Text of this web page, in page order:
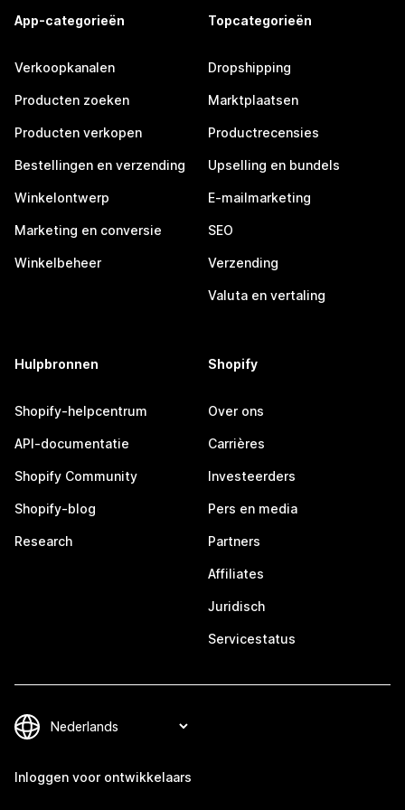
App-categorieën
Verkoopkanalen
Producten zoeken
Producten verkopen
Bestellingen en verzending
Winkelontwerp
Marketing en conversie
Winkelbeheer
Topcategorieën
Dropshipping
Marktplaatsen
Productrecensies
Upselling en bundels
E-mailmarketing
SEO
Verzending
Valuta en vertaling
Hulpbronnen
Shopify-helpcentrum
API-documentatie
Shopify Community
Shopify-blog
Research
Shopify
Over ons
Carrières
Investeerders
Pers en media
Partners
Affiliates
Juridisch
Servicestatus
Inloggen voor ontwikkelaars